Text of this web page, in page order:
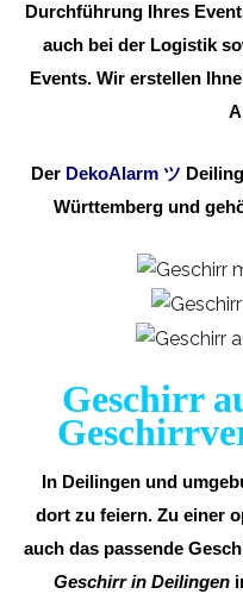
Durchführung Ihres
auch bei der Logistik
Events. Wir erstellen
Der DekoAlarm ツ
Württemberg und
Geschirr
In Deilingen und
dort zu feiern. Zu einer
auch das passende
Geschirr in Deilingen